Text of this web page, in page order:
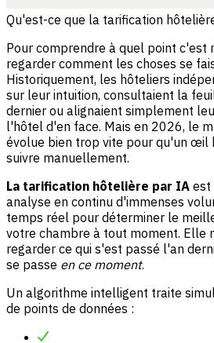
Qu'est-ce que la tarification
Pour comprendre à quel point c'est
regarder comment les choses se
Historiquement, les hôteliers
sur leur intuition, consultaient la
dernier ou alignaient simplement
l'hôtel d'en face. Mais en 2026, le
évolue bien trop vite pour qu'un œil
suivre manuellement.
La tarification hôtelière par IA est
analyse en continu d'immenses
temps réel pour déterminer le
votre chambre à tout moment. Elle
regarder ce qui s'est passé l'an
se passe en ce moment.
Un algorithme intelligent traite
de points de données :